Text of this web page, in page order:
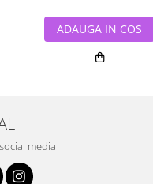
ADAUGA IN COS
media